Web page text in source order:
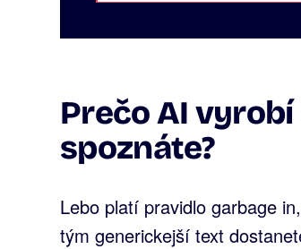
Prečo AI
spoznáte?
Lebo platí pravidlo garbage
tým generickejší text